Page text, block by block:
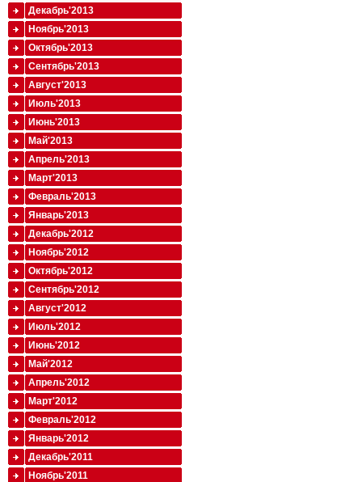
Декабрь'2013
Ноябрь'2013
Октябрь'2013
Сентябрь'2013
Август'2013
Июль'2013
Июнь'2013
Май'2013
Апрель'2013
Март'2013
Февраль'2013
Январь'2013
Декабрь'2012
Ноябрь'2012
Октябрь'2012
Сентябрь'2012
Август'2012
Июль'2012
Июнь'2012
Май'2012
Апрель'2012
Март'2012
Февраль'2012
Январь'2012
Декабрь'2011
Ноябрь'2011